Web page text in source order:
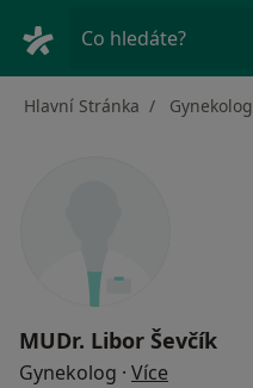
Co hledáte?
Hlavní Stránka Gynekolog
MUDr. Libor Ševčík
Gynekolog · Více